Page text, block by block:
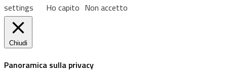
settings
Ho capito Non accetto
Chiudi
Panoramica sulla privacy